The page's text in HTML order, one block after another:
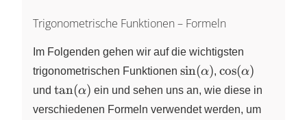
Trigonometrische Funktionen – Formeln
Im Folgenden gehen wir auf die wichtigsten
trigonometrischen Funktionen \sin(\alpha)
sin(α),\cos(\alpha)
cos(α)
und \tan(\alpha)
tan(α) ein und sehen uns an, wie diese in
verschiedenen Formeln verwendet werden, um